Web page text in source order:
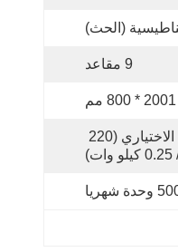
(الحث)
9 مقاعد
وحدة شهريا